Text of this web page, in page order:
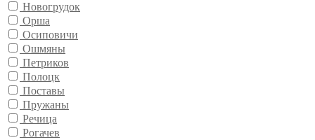
Новогрудок
Орша
Осиповичи
Ошмяны
Петриков
Полоцк
Поставы
Пружаны
Речица
Рогачев